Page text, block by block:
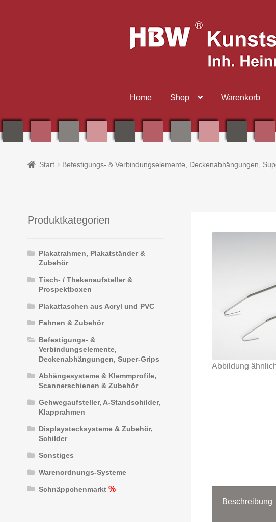
Zur
Navigation
Zum
Inhalt
Home Shop Warenkorb
Start Befestigungs- & Verbindungselemente, Deckenabhängungen,
Beschreibung
Produktkategorien
Plakatrahmen, Plakatständer &
Zubehör
Tisch- / Thekenaufsteller &
Prospektboxen
Plakattaschen aus Acryl und PVC
Fahnen & Zubehör
Befestigungs- &
Verbindungselemente,
Deckenabhängungen, Super-Grips
Abhängesysteme & Klemmprofile,
Scannerschienen & Zubehör
Gehwegaufsteller, A-Standschilder,
Klapprahmen
Displaystecksysteme & Zubehör,
Schilder
Sonstiges
Warenordnungs-Systeme
Schnäppchenmarkt